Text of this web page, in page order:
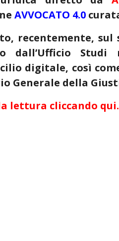
AVVOCATO 4.0
recentemente,
dall’Ufficio
digitale, così
Generale della
lettura cliccando qui.